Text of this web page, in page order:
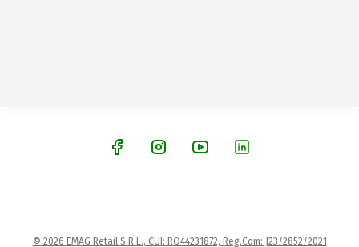
© 2026 EMAG Retail S.R.L., CUI: RO44231872, Reg.Com: J23/2852/2021